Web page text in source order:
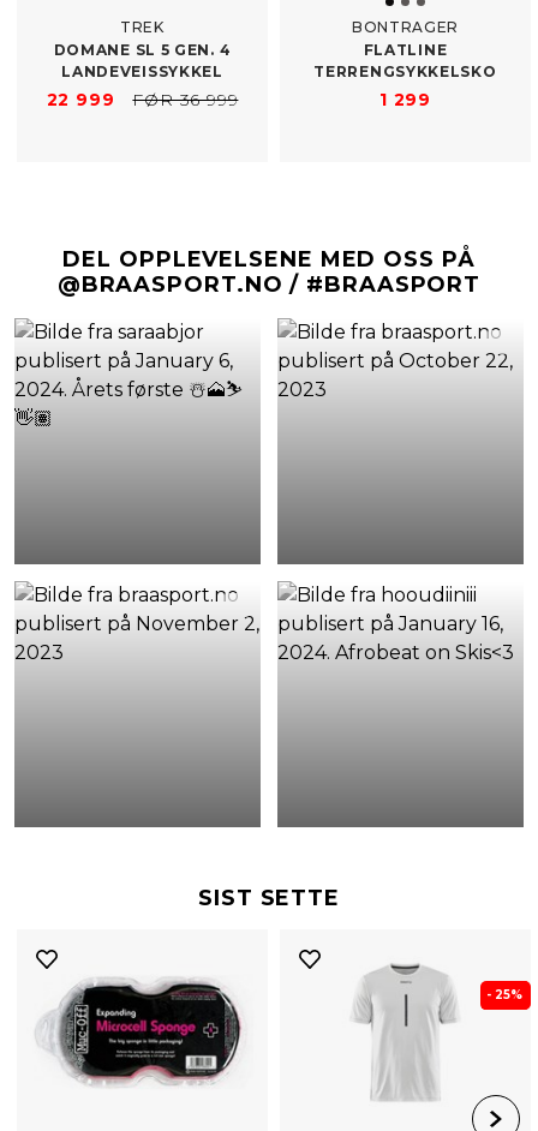
TREK
DOMANE SL 5 GEN. 4
LANDEVEISSYKKEL
22 999 FØR 36 999
BONTRAGER
FLATLINE
TERRENGSYKKELSKO
1 299
DEL OPPLEVELSENE MED OSS PÅ
@BRAASPORT.NO / #BRAASPORT
SIST SETTE
- 25%